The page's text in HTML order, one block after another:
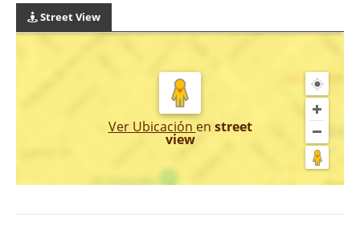
Street View
Ver Ubicación en street
view